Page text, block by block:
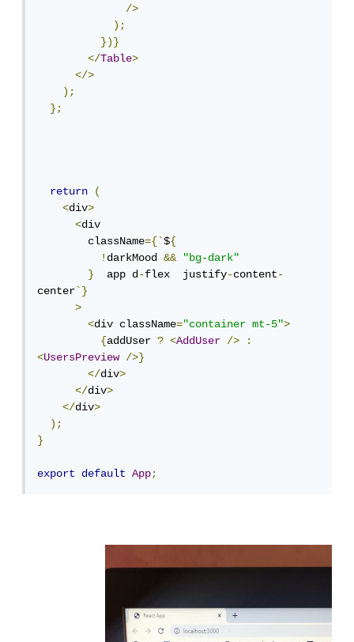
/>
);
})}
</Table>
</>
);
};
return
(
<div>
<div
        className
={`${
!darkMood &&
"bg-dark"
}
  app d
-flex  justify-content-
center`}
>
<div className="container mt-5">
{addUser ? <AddUser />
:
<UsersPreview
/>}
</div>
</div>
</div>
);
}
export default App;